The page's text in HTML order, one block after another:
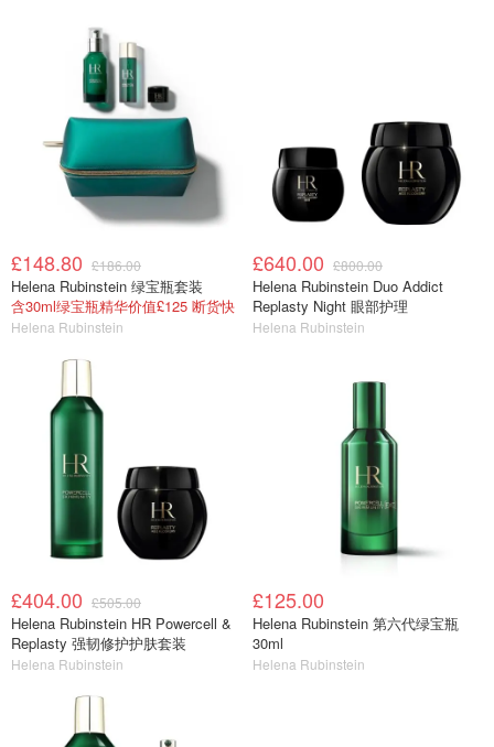
£148.80 £186.00
Helena Rubinstein 绿宝瓶套装
含30ml绿宝瓶精华价值£125 断货快
Helena Rubinstein
£640.00 £800.00
Helena Rubinstein Duo Addict
Replasty Night 眼部护理
Helena Rubinstein
£404.00 £505.00
Helena Rubinstein HR Powercell &
Replasty 强韧修护护肤套装
Helena Rubinstein
£125.00
Helena Rubinstein 第六代绿宝瓶
30ml
Helena Rubinstein